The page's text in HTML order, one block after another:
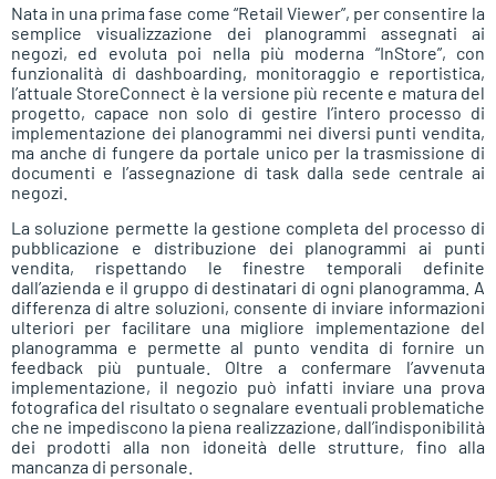
Nata in una prima fase come “Retail Viewer”, per consentire la
semplice visualizzazione dei planogrammi assegnati ai
negozi, ed evoluta poi nella più moderna “InStore”, con
funzionalità di dashboarding, monitoraggio e reportistica,
l’attuale StoreConnect è la versione più recente e matura del
progetto, capace non solo di gestire l’intero processo di
implementazione dei planogrammi nei diversi punti vendita,
ma anche di fungere da portale unico per la trasmissione di
documenti e l’assegnazione di task dalla sede centrale ai
negozi.
La soluzione permette la gestione completa del processo di
pubblicazione e distribuzione dei planogrammi ai punti
vendita, rispettando le finestre temporali definite
dall’azienda e il gruppo di destinatari di ogni planogramma. A
differenza di altre soluzioni, consente di inviare informazioni
ulteriori per facilitare una migliore implementazione del
planogramma e permette al punto vendita di fornire un
feedback più puntuale. Oltre a confermare l’avvenuta
implementazione, il negozio può infatti inviare una prova
fotografica del risultato o segnalare eventuali problematiche
che ne impediscono la piena realizzazione, dall’indisponibilità
dei prodotti alla non idoneità delle strutture, fino alla
mancanza di personale.